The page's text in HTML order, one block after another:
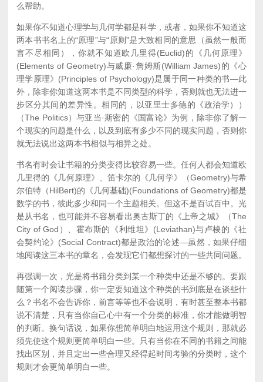
么帮助。
如果你不知道心理学与几何学都是科学，或者，如果你不知道这
两本书书名上的“原理”与“原则”是大致相同的意思（虽然一般而
言不尽相同），你就不知道欧几里得(Euclid)的《几何原理》
(Elements of Geometry)与威廉·詹姆斯(William James)的《心
理学原理》(Principles of Psychology)是属于同一种类的书—此
外，除非你知道这两本书是不同类型的科学，否则就也无法进一
步区分其间的差异性。相同的，以亚里士多德的《政治学））
（The Politics）与亚当·斯密的《国富论》为例，除非你了解一
个现实的问题是什么，以及到底有多少不同的现实问题，否则你
就无法说出这两本书相似与相异之处。
书名有时会让书籍的分类变得比较容易一些。任何人都会知道欧
几里得的《几何原理》、笛卡尔的《几何学》（Geometry)与希
尔伯特（HilBert)的《几何基础)(Foundations of Geometry)都是
数学的书，彼此多少和同一个主题相关。但这不是百试百中。光
是从书名，也可能并不容易看出奥古斯丁的《上帝之城》（The
City of God）、霍布斯的《利维坦》(Leviathan)与卢梭的《社
会契约论》(Social Contract)都是政治的论述—虽然，如果仔细
地阅读这三本书的章名，会发现它们都想探讨的一些共同问题。
再强调一次，光是将书籍分类到某一个种类中还是不够的。要跟
随第一个阅读步骤，你一定要知道这个种类的书到底是在谈些什
么？书名不会告诉你，前言等等也不会说明，有时甚至整本书都
说不清楚，只有当你自己心中有一个分类的标准，你才能做明智
的判断。换句话说，如果你想简单明白地运用这个规则，那就必
须先使这个规则更简单明白一些。只有当你在不同的书籍之间能
找出区别，并且定出一些合理又经得起时间考验的分类时，这个
规则才会更简单明白一些。